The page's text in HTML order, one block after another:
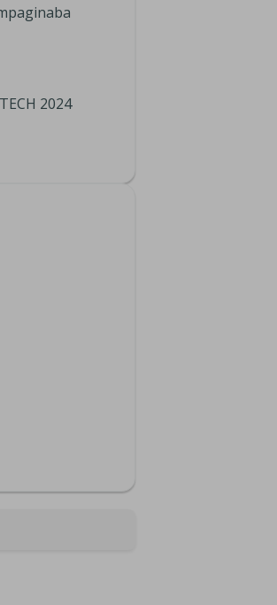
2024